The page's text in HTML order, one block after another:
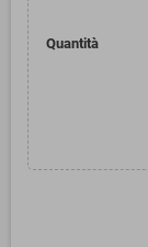
Quantità